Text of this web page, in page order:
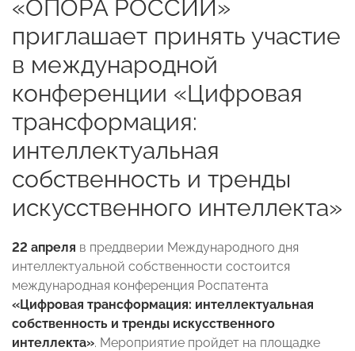
«ОПОРА РОССИИ»
приглашает принять участие
в международной
конференции «Цифровая
трансформация:
интеллектуальная
собственность и тренды
искусственного интеллекта»
22 апреля в преддверии Международного дня
интеллектуальной собственности состоится
международная конференция Роспатента
«Цифровая трансформация: интеллектуальная
собственность и тренды искусственного
интеллекта». Мероприятие пройдет на площадке